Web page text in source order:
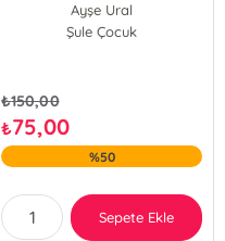
Ayşe Ural
Şule Çocuk
₺150,00
₺75,00
%50
Sepete Ekle